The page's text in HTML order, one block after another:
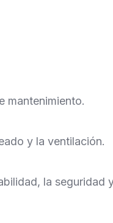
mantenimiento.
y la ventilación.
la seguridad